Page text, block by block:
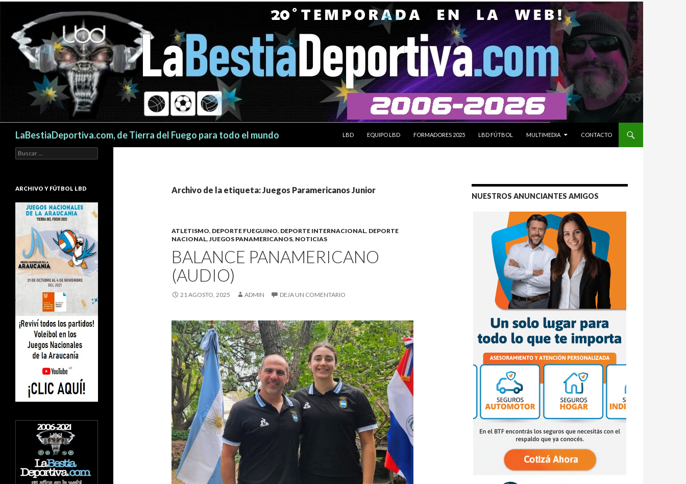
LaBestiaDeportiva.com, de Tierra del Fuego para todo el mundo
LBD
EQUIPO LBD FORMADORES 2025 LBD FÚTBOL MULTIMEDIA CONTACTO
Archivo de la etiqueta: Juegos Paramericanos Junior
ATLETISMO, DEPORTE FUEGUINO, DEPORTE INTERNACIONAL, DEPORTE
NACIONAL,JUEGOS PANAMERICANOS, NOTICIAS
BALANCE PANAMERICANO
(AUDIO)
21 AGOSTO, 2025 ADMIN DEJA UN COMENTARIO
NUESTROS ANUNCIANTES AMIGOS
Buscar:
ARCHIVO Y FÚTBOL LBD